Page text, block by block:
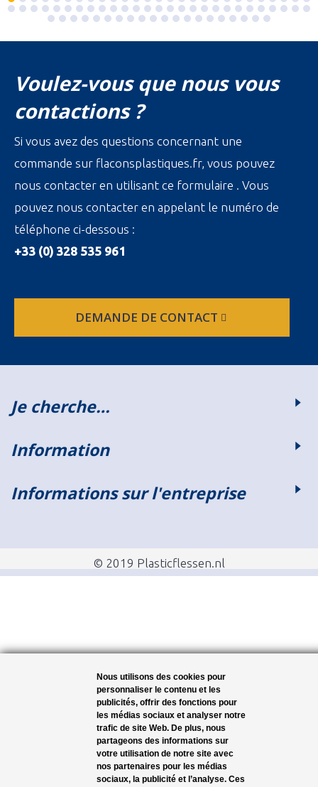
Voulez-vous que nous vous
contactions ?
Si vous avez des questions concernant une
commande sur flaconsplastiques.fr, vous pouvez
nous contacter en utilisant ce formulaire . Vous
pouvez nous contacter en appelant le numéro de
téléphone ci-dessous :
+33 (0) 328 535 961
DEMANDE DE CONTACT
Je cherche…
Information
Informations sur l'entreprise
© 2019 Plasticflessen.nl
Nous utilisons des cookies pour
personnaliser le contenu et les
publicités, offrir des fonctions pour
les médias sociaux et analyser notre
trafic de site Web. De plus, nous
partageons des informations sur
votre utilisation de notre site avec
nos partenaires pour les médias
sociaux, la publicité et l’analyse. Ces